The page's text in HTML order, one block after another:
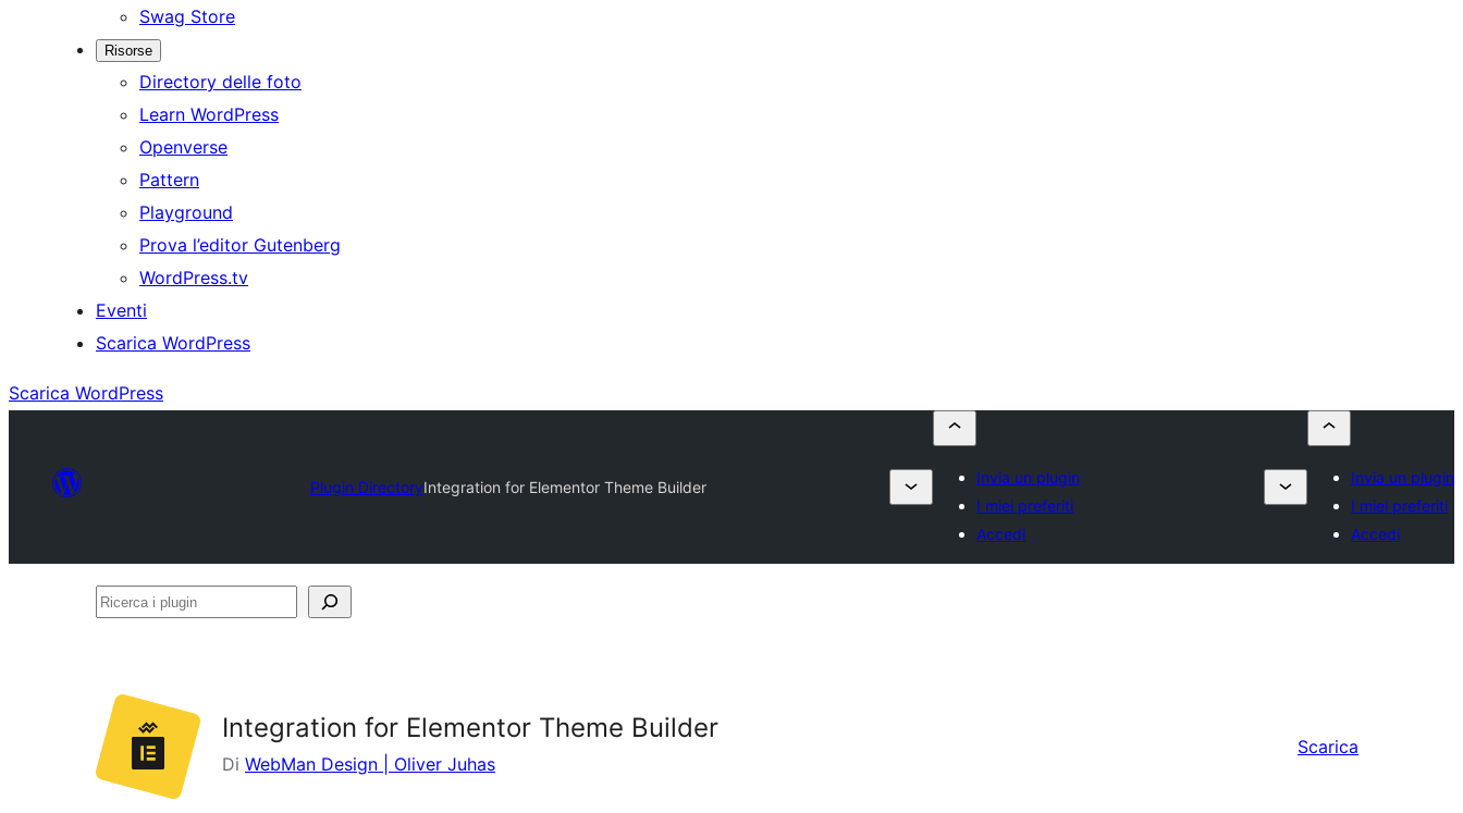
Swag Store
Risorse
Directory delle foto
Learn WordPress
Openverse
Pattern
Playground
Prova l’editor Gutenberg
WordPress.tv
Eventi
Scarica WordPress
Scarica WordPress
Plugin DirectoryIntegration for Elementor Theme Builder
Invia un plugin
I miei preferiti
Accedi
Invia un plugin
I miei preferiti
Accedi
Ricerca
Integration for Elementor Theme Builder
Di WebMan Design | Oliver Juhas
Scarica